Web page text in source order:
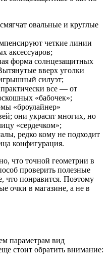
овальные и круглые
четкие линии
аксессуаров;
форма солнцезащитных
вверх уголки
силуэт;
все — от
«бабочек»;
«броулайнер»
они украсят многих, но
«сердечком»;
редко кому не подходит
конфигурация.
что точной геометрии в
проверить полезные
что понравится. Поэтому
очки в магазине, а не в
параметрам вид
стоит обратить внимание: